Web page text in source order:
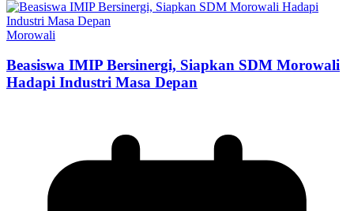
Morowali
Beasiswa IMIP Bersinergi, Siapkan SDM Morowali
Hadapi Industri Masa Depan